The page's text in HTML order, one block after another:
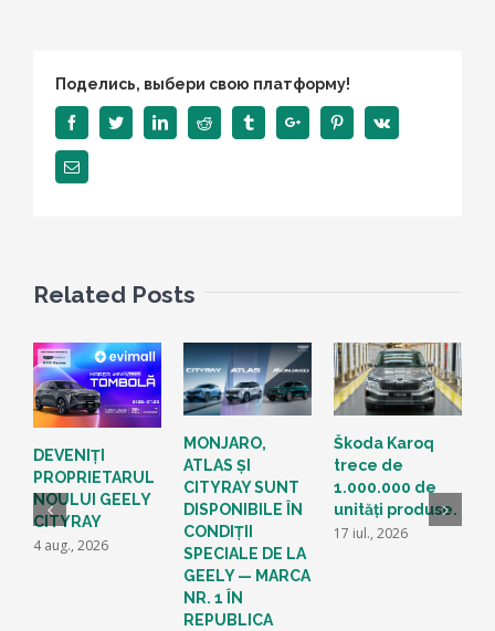
Поделись, выбери свою платформу!
FacebookTwitterLinkedinReddit TumblrGoogle+ PinterestVk
Email
Related Posts
DEVENIȚI
PROPRIETARUL
NOULUI GEELY
CITYRAY
4 aug., 2026
MONJARO,
ATLAS ȘI
CITYRAY SUNT
DISPONIBILE ÎN
CONDIȚII
SPECIALE DE LA
GEELY — MARCA
NR. 1 ÎN
REPUBLICA
Škoda Karoq
trece de
1.000.000 de
unități produse.
17 iul., 2026